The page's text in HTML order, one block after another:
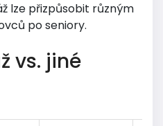
lze přizpůsobit různým
po seniory.
vs. jiné